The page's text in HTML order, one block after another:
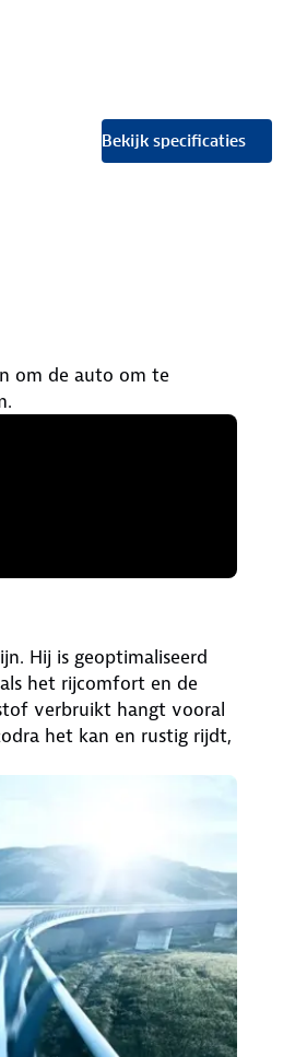
Bekijk specificaties
om de auto om te
Hij is geoptimaliseerd
het rijcomfort en de
verbruikt hangt vooral
het kan en rustig rijdt,